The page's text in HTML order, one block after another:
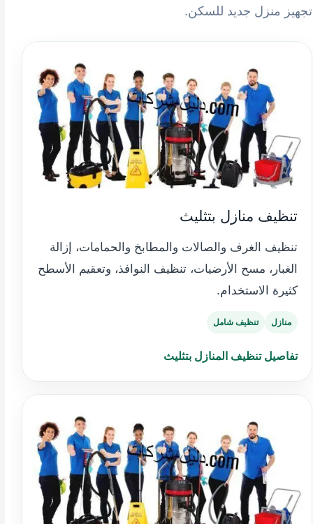
تجهيز منزل جديد للسكن.
تنظيف منازل بتثليث
تنظيف الغرف والصالات والمطابخ والحمامات، إزالة
الغبار، مسح الأرضيات، تنظيف النوافذ، وتعقيم الأسطح
كثيرة الاستخدام.
منازل تنظيف شامل
تفاصيل تنظيف المنازل بتثليث